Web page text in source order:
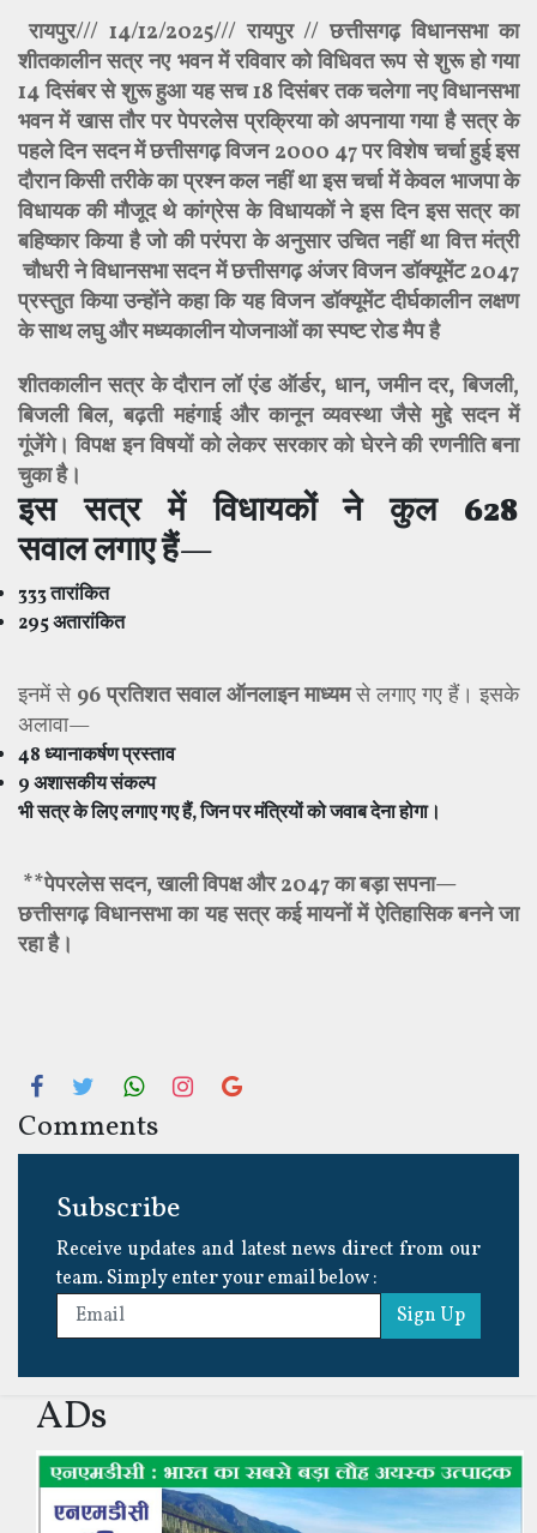
रायपुर/// 14/12/2025/// रायपुर // छत्तीसगढ़ विधानसभा का
शीतकालीन सत्र नए भवन में रविवार को विधिवत रूप से शुरू हो गया
14 दिसंबर से शुरू हुआ यह सच 18 दिसंबर तक चलेगा नए विधानसभा
भवन में खास तौर पर पेपरलेस प्रक्रिया को अपनाया गया है सत्र के
पहले दिन सदन में छत्तीसगढ़ विजन 2000 47 पर विशेष चर्चा हुई इस
दौरान किसी तरीके का प्रश्न कल नहीं था इस चर्चा में केवल भाजपा के
विधायक की मौजूद थे कांग्रेस के विधायकों ने इस दिन इस सत्र का
बहिष्कार किया है जो की परंपरा के अनुसार उचित नहीं था वित्त मंत्री
चौधरी ने विधानसभा सदन में छत्तीसगढ़ अंजर विजन डॉक्यूमेंट 2047
प्रस्तुत किया उन्होंने कहा कि यह विजन डॉक्यूमेंट दीर्घकालीन लक्षण
के साथ लघु और मध्यकालीन योजनाओं का स्पष्ट रोड मैप है
शीतकालीन सत्र के दौरानलॉ एंड ऑर्डर, धान,जमीन दर,बिजली,
बिजली बिल, बढ़ती महंगाई और कानून व्यवस्था जैसे मुद्दे सदन में
गूंजेंगे। विपक्ष इन विषयों को लेकर सरकार को घेरने की रणनीति बना
चुका है।
इस सत्र में विधायकों ने कुल 628
सवाललगाए हैं—
333तारांकित
295अतारांकित
इनमें से 96प्रतिशत सवाल ऑनलाइन माध्यमसे लगाए गए हैं। इसके
अलावा—
48ध्यानाकर्षण प्रस्ताव
9अशासकीय संकल्प
भी सत्र के लिए लगाए गए हैं,जिन पर मंत्रियों को जवाब देना होगा।
**पेपरलेस सदन,खाली विपक्ष और2047का बड़ा सपना—
छत्तीसगढ़ विधानसभा का यह सत्र कई मायनों में ऐतिहासिक बनने जा
रहा है।
Comments
Subscribe
Receive updates and latest news direct from our
team. Simply enter your email below :
Sign Up
ADs